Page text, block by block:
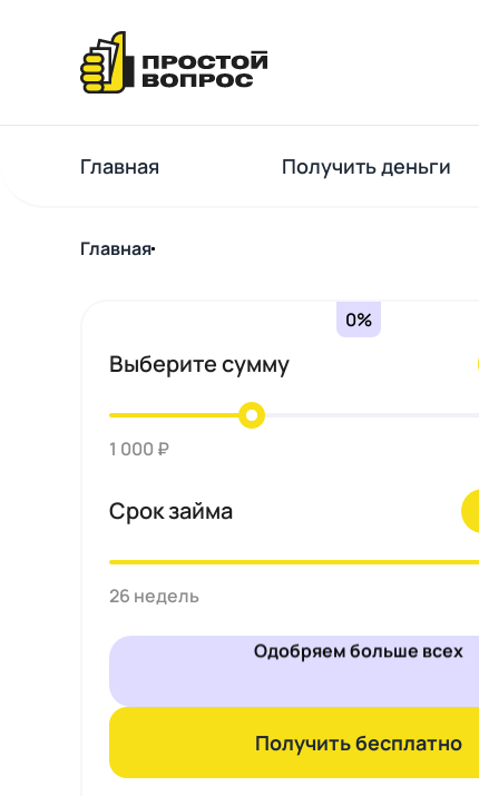
Главная Получить деньги
Главная
0%
Выберите сумму
1 000 ₽
Срок займа
26 недель
Одобряем больше всех
Получить бесплатно